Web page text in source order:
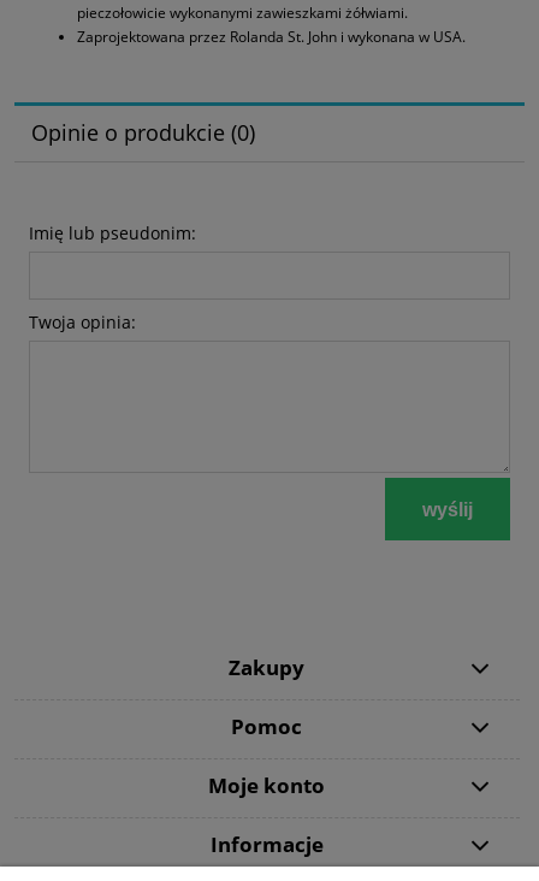
pieczołowicie wykonanymi zawieszkami żółwiami.
Zaprojektowana przez Rolanda St. John i wykonana w USA.
Opinie o produkcie (0)
Imię lub pseudonim:
Twoja opinia:
wyślij
Zakupy
Pomoc
Moje konto
Informacje